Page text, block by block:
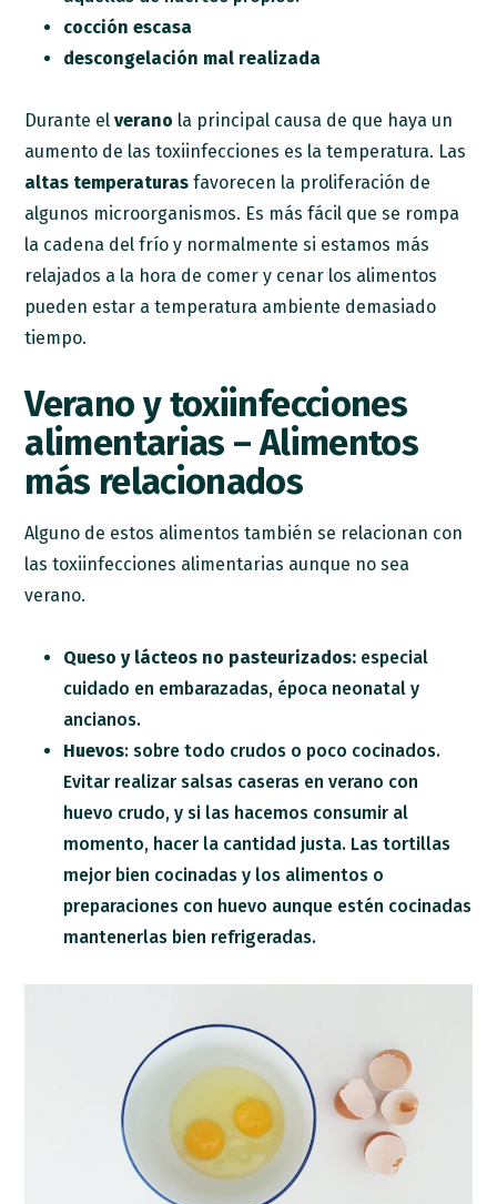
cocción escasa
descongelación mal realizada
Durante el verano la principal causa de que haya un
aumento de las toxiinfecciones es la temperatura. Las
altas temperaturas favorecen la proliferación de
algunos microorganismos. Es más fácil que se rompa
la cadena del frío y normalmente si estamos más
relajados a la hora de comer y cenar los alimentos
pueden estar a temperatura ambiente demasiado
tiempo.
Verano y toxiinfecciones
alimentarias – Alimentos
más relacionados
Alguno de estos alimentos también se relacionan con
las toxiinfecciones alimentarias aunque no sea
verano.
Queso y lácteos no pasteurizados: especial
cuidado en embarazadas, época neonatal y
ancianos.
Huevos: sobre todo crudos o poco cocinados.
Evitar realizar salsas caseras en verano con
huevo crudo, y si las hacemos consumir al
momento, hacer la cantidad justa. Las tortillas
mejor bien cocinadas y los alimentos o
preparaciones con huevo aunque estén cocinadas
mantenerlas bien refrigeradas.